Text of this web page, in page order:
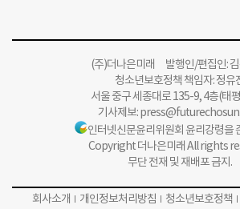
(주)더나은미래 발행인/편집인:
청소년보호정책 책임자: 정유
서울 중구 세종대로 135-9, 4층(태
기사제보:
인터넷신문윤리위원회 윤리강령을
Copyright 더나은미래 All rights
무단 전재 및 재배포 금지.
회사소개 개인정보처리방침 청소년보호정책